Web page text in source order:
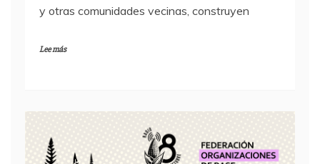
y otras comunidades vecinas, construyen
Lee más